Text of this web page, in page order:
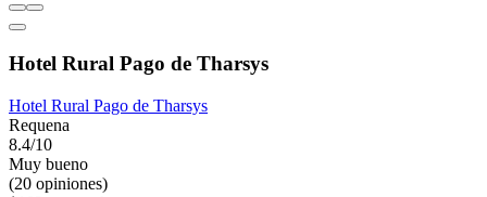
Hotel Rural Pago de Tharsys
Hotel Rural Pago de Tharsys
Requena
8.4/10
Muy bueno
(20 opiniones)